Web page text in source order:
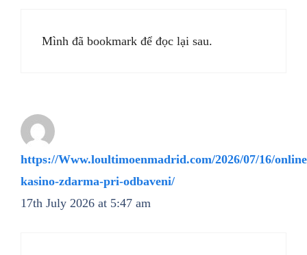
Mình đã bookmark để đọc lại sau.
https://Www.loultimoenmadrid.com/2026/07/16/
kasino-zdarma-pri-odbaveni/
17th July 2026 at 5:47 am